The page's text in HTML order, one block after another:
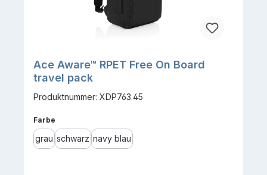
Ace Aware™ RPET Free On Board
travel pack
Produktnummer: XDP763.45
Farbe
grau schwarz navy blau